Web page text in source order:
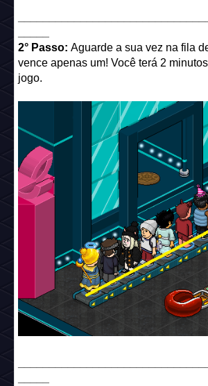
2° Passo: Aguarde a sua vez na fila
vence apenas um! Você terá 2
jogo.